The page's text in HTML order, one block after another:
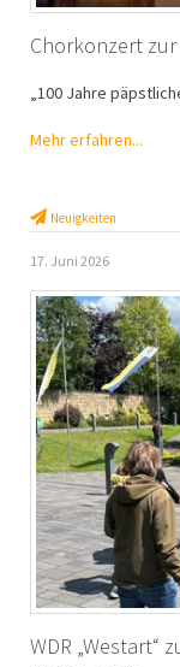
Chorkonzert
„100 Jahre
Mehr erfahren...
Neuigkeiten
17. Juni 2026
WDR „Westart“